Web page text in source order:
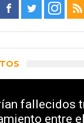
fallecidos
entre